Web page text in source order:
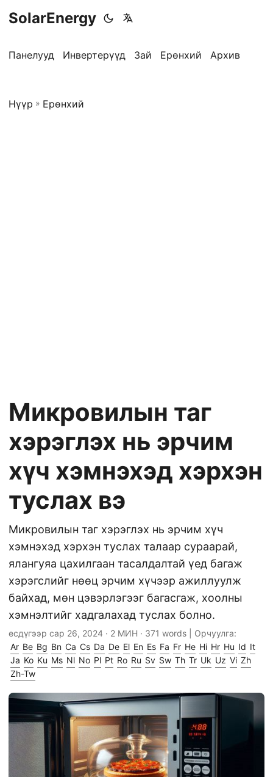
SolarEnergy
Панелууд Инвертерүүд Зай Ерөнхий Архив
Нүүр » Ерөнхий
Микровилын таг
хэрэглэх нь эрчим
хүч хэмнэхэд хэрхэн
туслах вэ
Микровилын таг хэрэглэх нь эрчим хүч
хэмнэхэд хэрхэн туслах талаар сураарай,
ялангуяа цахилгаан тасалдалтай үед багаж
хэрэгслийг нөөц эрчим хүчээр ажиллуулж
байхад, мөн цэвэрлэгээг багасгаж, хоолны
хэмнэлтийг хадгалахад туслах болно.
есдүгээр сар 26, 2024 · 2 МИН · 371 words | Орчуулга:
Ar Be Bg Bn Ca Cs Da De El En Es Fa Fr He Hi Hr Hu Id It
Ja Ko Ku Ms Nl No Pl Pt Ro Ru Sv Sw Th Tr Uk Uz Vi Zh
Zh-Tw